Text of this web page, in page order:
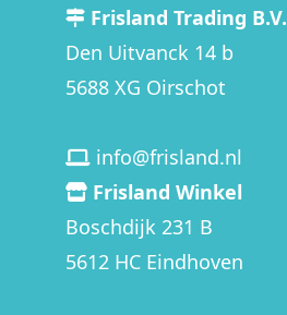
Frisland Trading B.V.
Den Uitvanck 14 b
5688 XG Oirschot
info@frisland.nl
Frisland Winkel
Boschdijk 231 B
5612 HC Eindhoven